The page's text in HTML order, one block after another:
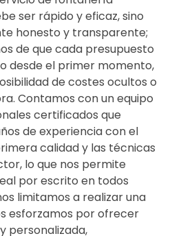
ser rápido y eficaz, sino
honesto y transparente;
de que cada presupuesto
desde el primer momento,
de costes ocultos o
Contamos con un equipo
certificados que
de experiencia con el
calidad y las técnicas
lo que nos permite
por escrito en todos
limitamos a realizar una
esforzamos por ofrecer
personalizada,